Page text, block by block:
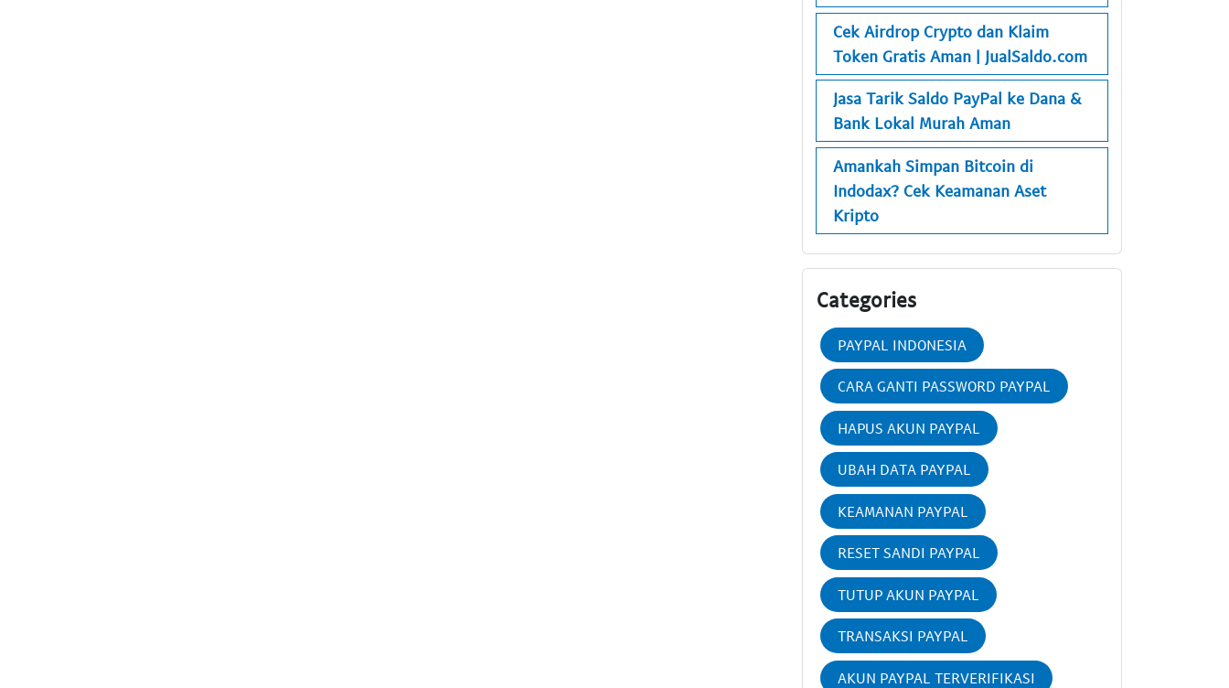
Cek Airdrop Crypto dan Klaim
Token Gratis Aman | JualSaldo.com
Jasa Tarik Saldo PayPal ke Dana &
Bank Lokal Murah Aman
Amankah Simpan Bitcoin di
Indodax? Cek Keamanan Aset
Kripto
Categories
PAYPAL INDONESIA
CARA GANTI PASSWORD PAYPAL
HAPUS AKUN PAYPAL
UBAH DATA PAYPAL
KEAMANAN PAYPAL
RESET SANDI PAYPAL
TUTUP AKUN PAYPAL
TRANSAKSI PAYPAL
AKUN PAYPAL TERVERIFIKASI